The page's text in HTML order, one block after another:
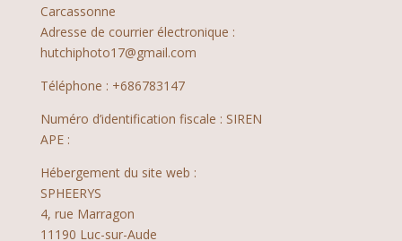
Carcassonne
Adresse de courrier électronique :
hutchiphoto17@gmail.com
Téléphone : +686783147
Numéro d’identification fiscale : SIREN
APE :
Hébergement du site web :
SPHEERYS
4, rue Marragon
11190 Luc-sur-Aude